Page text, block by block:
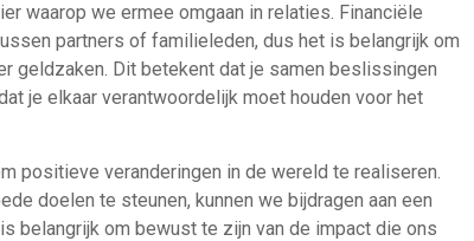
waarop we ermee omgaan in relaties. Financiële
partners of familieleden, dus het is belangrijk om
geldzaken. Dit betekent dat je samen beslissingen
je elkaar verantwoordelijk moet houden voor het
positieve veranderingen in de wereld te realiseren.
doelen te steunen, kunnen we bijdragen aan een
belangrijk om bewust te zijn van de impact die ons